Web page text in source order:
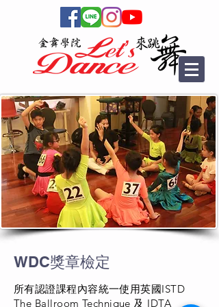
WDC獎章檢定
所有認證課程內容統一使用英國ISTD
The Ballroom Technique 及 IDTA